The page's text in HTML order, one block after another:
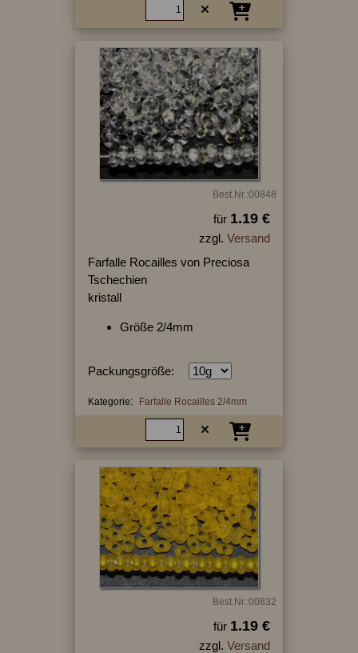
Best.Nr.:00848
für 1.19 €
zzgl. Versand
Farfalle Rocailles von Preciosa
Tschechien
kristall
Größe 2/4mm
Packungsgröße:
Kategorie: Farfalle Rocailles 2/4mm
Best.Nr.:00832
für 1.19 €
zzgl. Versand